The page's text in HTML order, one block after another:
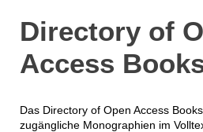
Directory of
Access
Das Directory of Open Access
zugängliche Monographien im